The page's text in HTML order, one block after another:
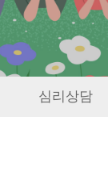
심리상담